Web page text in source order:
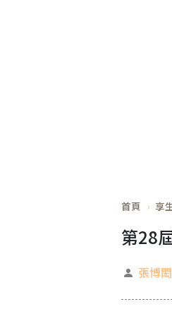
首頁 享
第28
張博閎